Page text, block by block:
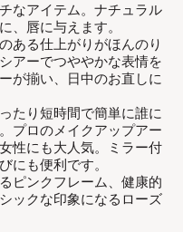
なアイテム。​ナチュラル
、唇に与えます。
ある仕上がりがほんのり
アーでつややかな表情を
が揃い、⽇中のお直しに
たり短時間で簡単に誰に
プロのメイクアップアー
性にも大人気。ミラー付
にも便利です。
ピンクフレーム、健康的
ックな印象になるローズ